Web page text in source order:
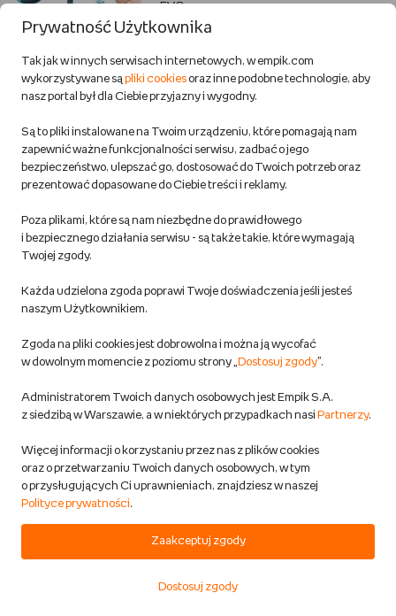
EVO
Sport i turystyka
w 1 dzień rob.
Możliwa dostawa
119,90 zł
Składana
Przewidywana wysyłka:
DODAJ DO KOSZYKA
Hulajnoga dwukołowa dla dzieci od 5
lat Micro Sprite LED
Prywatność Użytkownika
Tak jak w innych serwisach internetowych, w empik.com
wykorzystywane sąpliki cookiesoraz inne podobne technologie, aby
nasz portal był dla Ciebie przyjazny i wygodny.
Są to pliki instalowane na Twoim urządzeniu, które pomagają nam
zapewnić ważne funkcjonalności serwisu, zadbać o jego
bezpieczeństwo, ulepszać go, dostosować do Twoich potrzeb oraz
prezentować dopasowane do Ciebie treści i reklamy.
Poza plikami, które są nam niezbędne do prawidłowego
i bezpiecznego działania serwisu - są także takie, które wymagają
Twojej zgody.
Każda udzielona zgoda poprawi Twoje doświadczenia jeśli jesteś
naszym Użytkownikiem.
Zgoda na pliki cookies jest dobrowolna i można ją wycofać
w dowolnym momencie z poziomu strony „ Dostosuj zgody”.
Administratorem Twoich danych osobowych jest Empik S.A.
z siedzibą w Warszawie, a w niektórych przypadkach nasi Partnerzy.
Więcej informacji o korzystaniu przez nas z plików cookies
oraz o przetwarzaniu Twoich danych osobowych, w tym
o przysługujących Ci uprawnieniach, znajdziesz w naszej
Polityce prywatności.
Zaakceptuj zgody
Dostosuj zgody